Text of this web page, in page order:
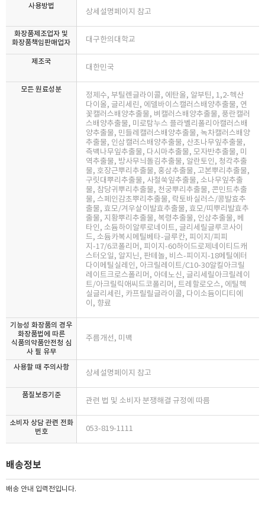
사용방법
상세설명페이지 참고
화장품제조업자 및
화장품책임판매업자
대구한의대학교
제조국
대한민국
모든 원료성분
정제수, 부틸렌글라이콜, 에탄올, 알부틴, 1,2-헥산
다이올, 글리세린, 에델바이스캘러스배양추출물, 연
꽃캘러스배양추출물, 벼캘러스배양추출물, 풍란캘러
스배양추출물, 미로탐누스 플라벨리폴리아캘러스배
양추출물, 민들레캘러스배양추출물, 녹차캘러스배양
추출물, 인삼캘러스배양추출물, 산초나무잎추출물,
측백나무잎추출물, 다시마추출물, 모자반추출물, 미
역추출물, 방사무늬돌김추출물, 알란토인, 청각추출
물, 호장근뿌리추출물, 홍삼추출물, 고본뿌리추출물,
구릿대뿌리추출물, 사철쑥잎추출물, 소나무잎추출
물, 참당귀뿌리추출물, 천궁뿌리추출물, 콘민트추출
물, 스페인감초뿌리추출물, 락토바실러스/콩발효추
출물, 효모/겨우살이발효추출물, 효모/띠뿌리발효추
출물, 지황뿌리추출물, 복령추출물, 인삼추출물, 베
타인, 소듐하이알루로네이트, 글리세릴글루코사이
드, 소듐카복시메틸베타-글루칸, 피이지/피피
지-17/6코폴리머, 피이지-60하이드로제네이티드캐
스터오일, 알지닌, 판테놀, 비스-피이지-18메틸에터
다이메틸실레인, 아크릴레이트/C10-30알킬아크릴
레이트크로스폴리머, 아데노신, 글리세릴아크릴레이
트/아크릴릭애씨드코폴리머, 트레할로오스, 에틸헥
실글리세린, 카프릴릴글라이콜, 다이소듐이디티에
이, 향료
기능성 화장품의 경우
화장품법에 따른
식품의약품안전청 심
사 필 유무
주름개선, 미백
사용할 때 주의사항
상세설명페이지 참고
품질보증기준
관련 법 및 소비자 분쟁해결 규정에 따름
소비자 상담 관련 전화
번호
053-819-1111
배송정보
배송 안내 입력전입니다.